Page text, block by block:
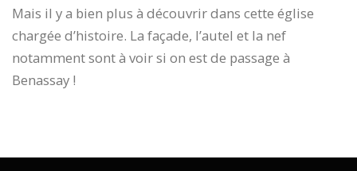
Mais il y a bien plus à découvrir dans cette église
chargée d’histoire. La façade, l’autel et la nef
notamment sont à voir si on est de passage à
Benassay !